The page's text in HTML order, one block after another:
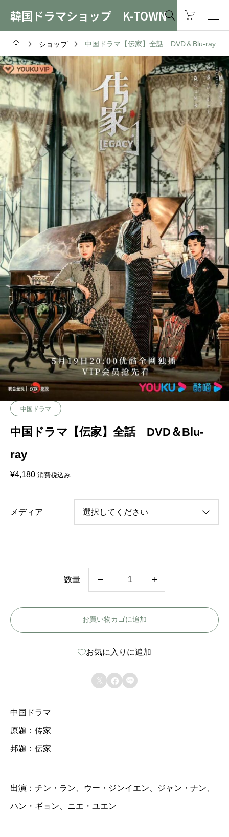
韓国ドラマショップ K-TOWN
  ショップ  中国ドラマ【伝家】全話 DVD＆Blu-ray
中国ドラマ
中国ドラマ【伝家】全話 DVD＆Blu-
ray
¥4,180 消費税込み
メディア
数量
ド
マ
伝
D
お買い物カゴに追加
お気に入りに追加
  
中国ドラマ
原題：传家
邦題：伝家
出演：チン・ラン、ウー・ジンイエン、ジャン・ナン、
ハン・ギョン、ニエ・ユエン